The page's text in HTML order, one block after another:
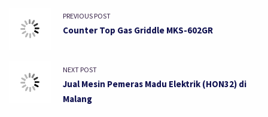
PREVIOUS POST
Counter Top Gas Griddle MKS-602GR
NEXT POST
Jual Mesin Pemeras Madu Elektrik (HON32) di
Malang